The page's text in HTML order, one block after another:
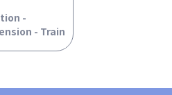
-
- Train